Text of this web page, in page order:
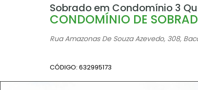
Sobrado em Condomínio 3
CONDOMÍNIO DE
Rua Amazonas De Souza Azevedo, 308,
CÓDIGO: 632995173